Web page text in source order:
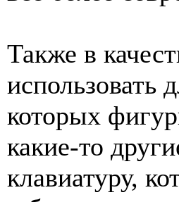
Также в
использовать
которых
какие-то
клавиатуру,